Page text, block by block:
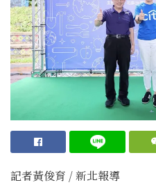
記者黃俊育 / 新北報導